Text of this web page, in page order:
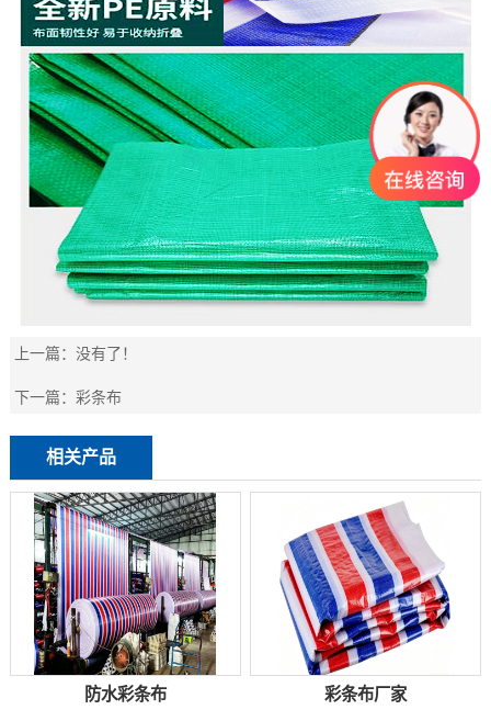
上一篇：没有了！
下一篇：彩条布
相关产品
防水彩条布 彩条布厂家